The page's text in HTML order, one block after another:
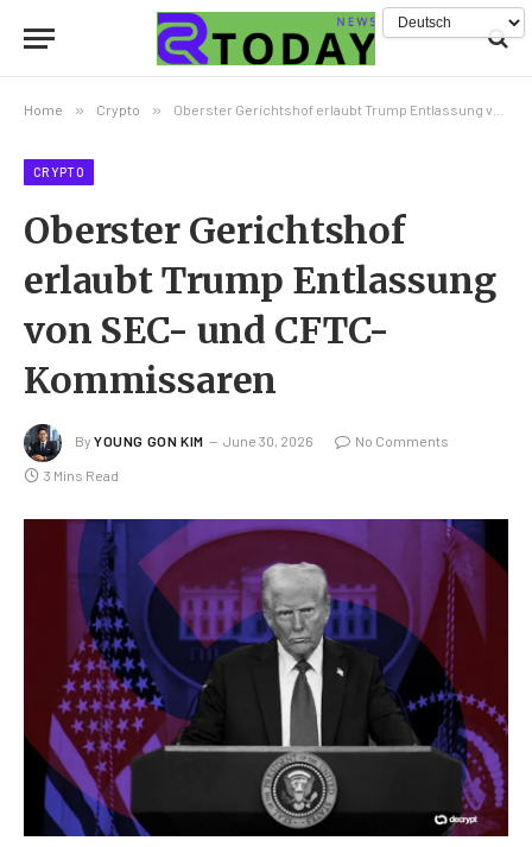
Home » Crypto » Oberster Gerichtshof erlaubt Trump Entlassung von SEC- und CFTC-Kommissaren
CRYPTO
Oberster Gerichtshof
erlaubt Trump Entlassung
von SEC- und CFTC-
Kommissaren
By YOUNG GON KIM June 30, 2026 No Comments
3 Mins Read